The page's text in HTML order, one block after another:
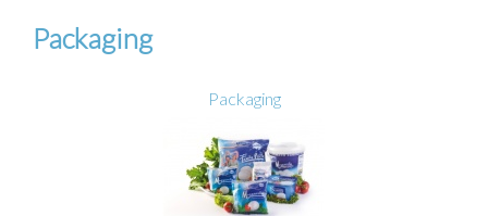
Packaging
Packaging